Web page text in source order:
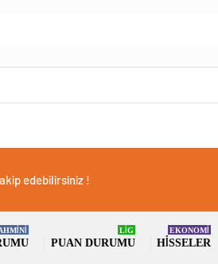
edebilirsiniz !
PUAN DURUMU
LİG
HISSELER
EKONOMİ